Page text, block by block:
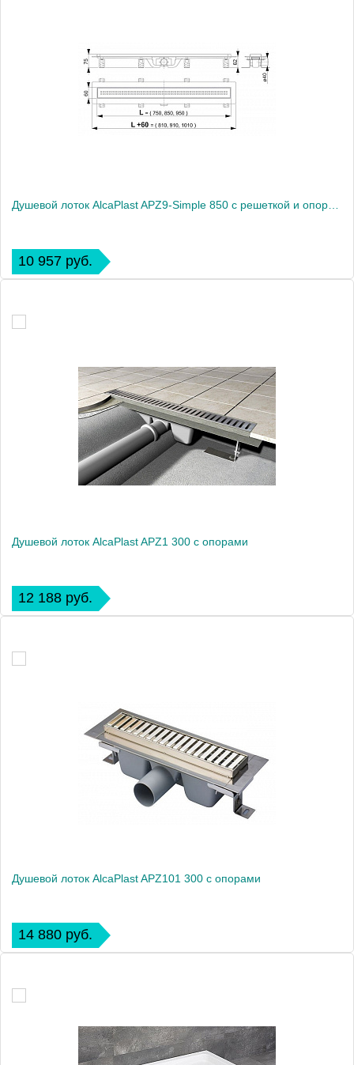
10 957 руб.
Душевой лоток AlcaPlast APZ1 300 с опорами
12 188 руб.
Душевой лоток AlcaPlast APZ101 300 с опорами
14 880 руб.